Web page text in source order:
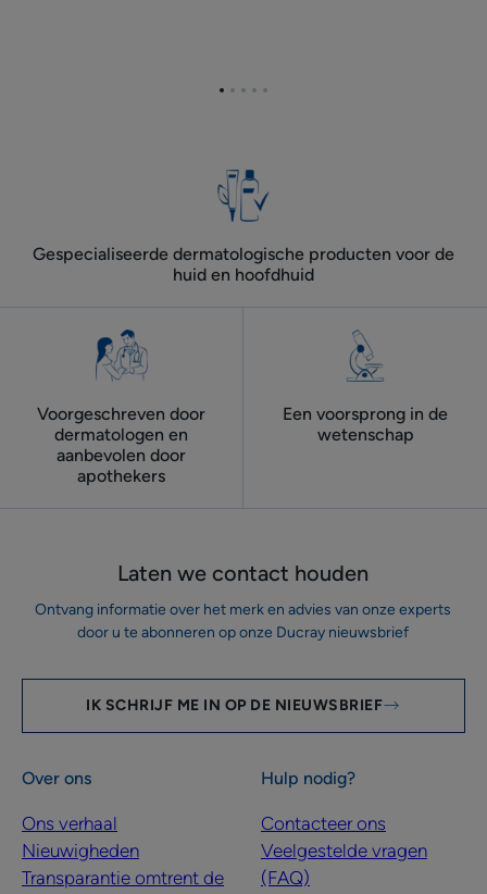
GaGaGa
GaGa
Gespecialiseerde dermatologische producten voor de
huid en hoofdhuid
Voorgeschreven door
dermatologen ​en
aanbevolen door
apothekers
Een voorsprong in de
wetenschap
Laten we contact houden
Ontvang informatie over het merk en advies van onze experts
door u te abonneren op onze Ducray nieuwsbrief
IK SCHRIJF ME IN OP DE NIEUWSBRIEF
Over ons
Ons verhaal
Nieuwigheden
Transparantie omtrent de
Hulp nodig?
Contacteer ons
Veelgestelde vragen
(FAQ)